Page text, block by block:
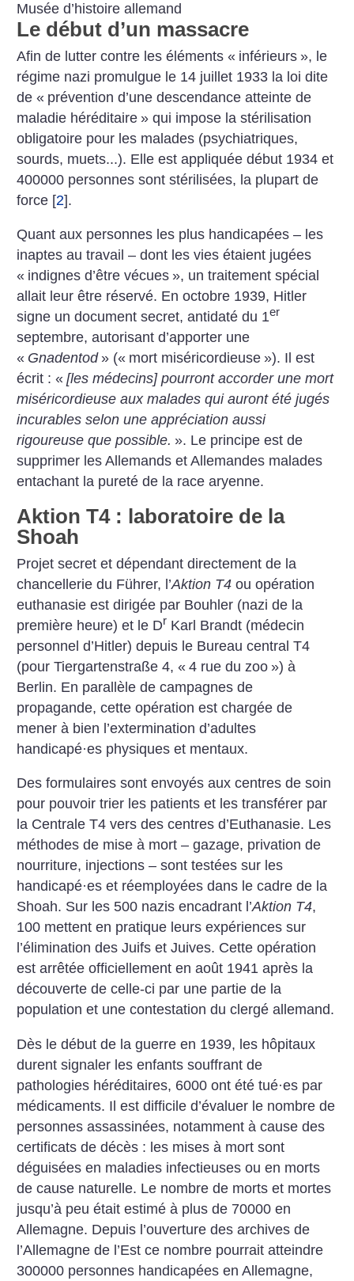
Musée d’histoire allemand
Le début d’un massacre
Afin de lutter contre les éléments « inférieurs », le
régime nazi promulgue le 14 juillet 1933 la loi dite
de « prévention d’une descendance atteinte de
maladie héréditaire » qui impose la stérilisation
obligatoire pour les malades (psychiatriques,
sourds, muets...). Elle est appliquée début 1934 et
400000 personnes sont stérilisées, la plupart de
force [2].
Quant aux personnes les plus handicapées – les
inaptes au travail – dont les vies étaient jugées
« indignes d’être vécues », un traitement spécial
allait leur être réservé. En octobre 1939, Hitler
signe un document secret, antidaté du 1er
septembre, autorisant d’apporter une
« Gnadentod » (« mort miséricordieuse »). Il est
écrit : « [les médecins] pourront accorder une mort
miséricordieuse aux malades qui auront été jugés
incurables selon une appréciation aussi
rigoureuse que possible. ». Le principe est de
supprimer les Allemands et Allemandes malades
entachant la pureté de la race aryenne.
Aktion T4 : laboratoire de la
Shoah
Projet secret et dépendant directement de la
chancellerie du ­Führer, l’Aktion T4 ou opération
euthanasie est dirigée par Bouhler (nazi de la
première ­heure) et le Dr Karl Brandt (médecin
personnel d’Hitler) depuis le Bureau central T4
(pour Tiergarten­straße 4, « 4 rue du zoo ») à
Berlin. En parallèle de campagnes de
propagande, cette opération est chargée de
mener à bien l’extermination d’adultes
handicapé·es physiques et mentaux.
Des formulaires sont envoyés aux centres de soin
pour pouvoir trier les patients et les transférer par
la Centrale T4 vers des centres d’Euthanasie. Les
méthodes de mise à mort – gazage, privation de
nourriture, injections – sont testées sur les
handicapé·es et réemployées dans le cadre de la
Shoah. Sur les 500 nazis encadrant l’Aktion T4,
100 mettent en pratique leurs expériences sur
l’élimination des Juifs et Juives. Cette opération
est arrêtée officiellement en août 1941 après la
découverte de celle-ci par une partie de la
population et une contestation du clergé allemand.
Dès le début de la guerre en 1939, les hôpitaux
durent signaler les enfants souffrant de
pathologies héréditaires, 6000 ont été tué·es par
médicaments. Il est difficile d’évaluer le nombre de
personnes assassinées, notamment à cause des
certificats de décès : les mises à mort sont
déguisées en maladies infectieuses ou en morts
de cause naturelle. Le nombre de morts et mortes
jusqu’à peu était estimé à plus de 70000 en
Allemagne. Depuis l’ouverture des archives de
l’Allemagne de l’Est ce nombre pourrait atteindre
300000 personnes handicapées en Allemagne,